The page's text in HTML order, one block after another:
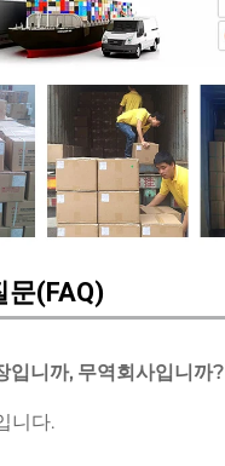
문(FAQ)
입니까, 무역회사입니까?
니다.